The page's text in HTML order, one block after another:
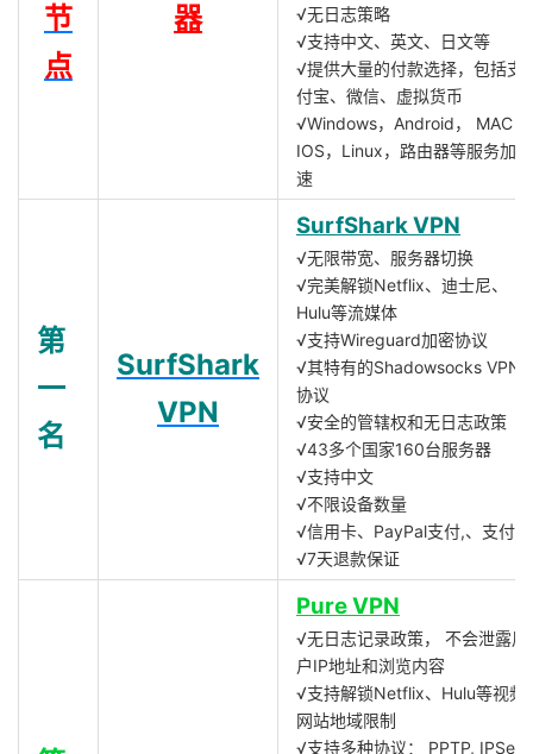
节
点
器
√无日志策略
√支持中文、英文、日文等
√提供大量的付款选择，包括支
付宝、微信、虚拟货币
√Windows，Android， MAC，
IOS，Linux，路由器等服务加
速
第
一
名
SurfShark
VPN
SurfShark VPN
√无限带宽、服务器切换
√完美解锁Netflix、迪士尼、
Hulu等流媒体
√支持Wireguard加密协议
√其特有的Shadowsocks VPN
协议
√安全的管辖权和无日志政策
√43多个国家160台服务器
√支持中文
√不限设备数量
√信用卡、PayPal支付,、支付宝
√7天退款保证
Pure VPN
√无日志记录政策， 不会泄露用
户IP地址和浏览内容
√支持解锁Netflix、Hulu等视频
网站地域限制
√支持多种协议： PPTP, IPSec,